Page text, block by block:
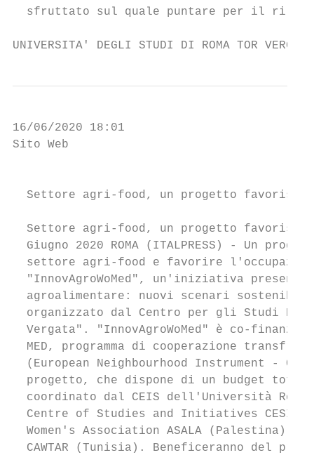
sfruttato sul quale puntare per il
UNIVERSITA' DEGLI STUDI DI ROMA TOR
16/06/2020 18:01
Sito Web
Settore agri-food, un progetto favorisce
Settore agri-food, un progetto
Giugno 2020 ROMA (ITALPRESS) - Un
settore agri-food e favorire
"InnovAgroWoMed", un'iniziativa
agroalimentare: nuovi scenari
organizzato dal Centro per gli Studi
Vergata". "InnovAgroWoMed" è co-
MED, programma di cooperazione
(European Neighbourhood Instrument -
progetto, che dispone di un budget
coordinato dal CEIS dell'Università
Centre of Studies and Initiatives CESIE
Women's Association ASALA (Palestina),
CAWTAR (Tunisia). Beneficeranno del